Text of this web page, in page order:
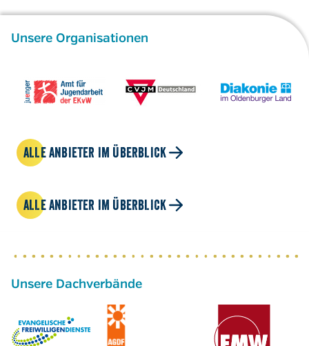
Unsere Organisationen
ALLE ANBIETER IM ÜBERBLICK
ALLE ANBIETER IM ÜBERBLICK